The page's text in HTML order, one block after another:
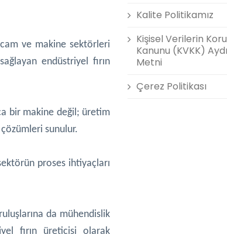
ve makine sektörleri
endüstriyel fırın
bir makine değil; üretim
sunulur.
proses ihtiyaçları
da mühendislik
fırın üreticisi olarak
Kalite Politikamız
Kişisel Verilerin
Kanunu (KVKK)
Metni
Çerez Politikası